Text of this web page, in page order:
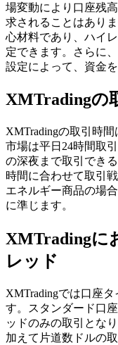
場変動により口座残
求されることはあり
心材料であり、ハイ
定できます。さらに
設定によって、資金
XMTradingの
XMTradingの取引時
市場は平日24時間取
の深夜まで取引でき
時間に合わせて取引
エネルギー商品の場
に準じます。
XMTradingに
レッド
XMTradingでは口座
す。スタンダード口
ッドのみの取引とな
加えて片道数ドルの